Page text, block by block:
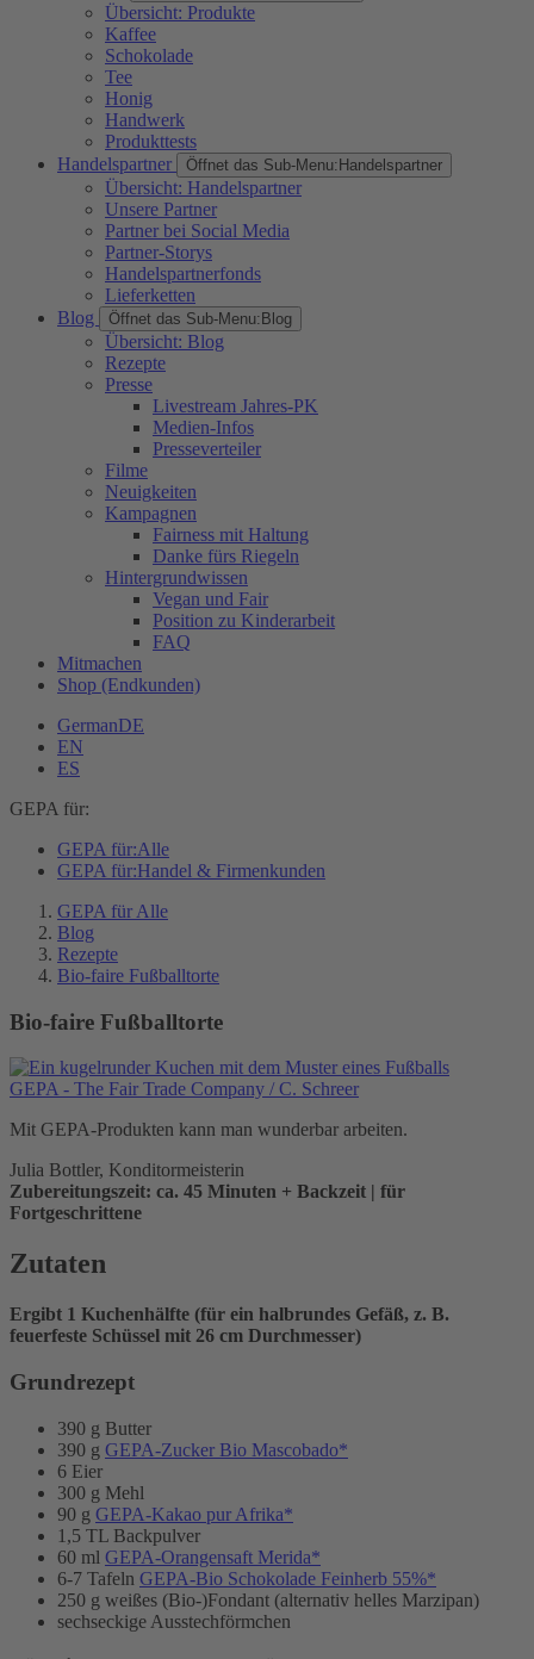
Übersicht: Produkte
Kaffee
Schokolade
Tee
Honig
Handwerk
Produkttests
Handelspartner
Öffnet das Sub-Menu: Handelspartner
Übersicht: Handelspartner
Unsere Partner
Partner bei Social Media
Partner-Storys
Handelspartnerfonds
Lieferketten
Blog
Öffnet das Sub-Menu: Blog
Übersicht: Blog
Rezepte
Presse
Livestream Jahres-PK
Medien-Infos
Presseverteiler
Filme
Neuigkeiten
Kampagnen
Fairness mit Haltung
Danke fürs Riegeln
Hintergrundwissen
Vegan und Fair
Position zu Kinderarbeit
FAQ
Mitmachen
Shop (Endkunden)
GermanDE
EN
ES
GEPA für:
GEPA für:Alle
GEPA für:Handel & Firmenkunden
GEPA für Alle
Blog
Rezepte
Bio-faire Fußballtorte
Bio-faire Fußballtorte
GEPA - The Fair Trade Company / C. Schreer
Mit GEPA-Produkten kann man wunderbar arbeiten.
Julia Bottler, Konditormeisterin
Zubereitungszeit: ca. 45 Minuten + Backzeit | für
Fortgeschrittene
Zutaten
Ergibt 1 Kuchenhälfte (für ein halbrundes Gefäß, z. B.
feuerfeste Schüssel mit 26 cm Durchmesser)
Grundrezept
390 g Butter
390 g GEPA-Zucker Bio Mascobado*
6 Eier
300 g Mehl
90 g GEPA-Kakao pur Afrika*
1,5 TL Backpulver
60 ml GEPA-Orangensaft Merida*
6-7 Tafeln GEPA-Bio Schokolade Feinherb 55%*
250 g weißes (Bio-)Fondant (alternativ helles Marzipan)
sechseckige Ausstechförmchen